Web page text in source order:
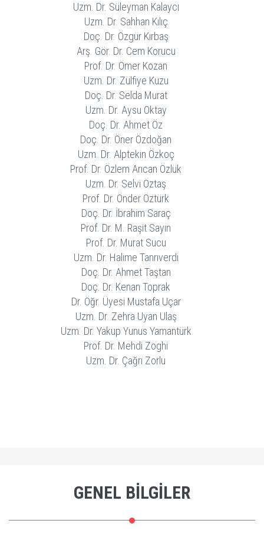
Uzm. Dr. Süleyman Kalaycı
Uzm. Dr. Sahhan Kılıç
Doç. Dr. Özgür Kırbaş
Arş. Gör. Dr. Cem Korucu
Prof. Dr. Ömer Kozan
Uzm. Dr. Zülfiye Kuzu
Doç. Dr. Selda Murat
Uzm. Dr. Aysu Oktay
Doç. Dr. Ahmet Öz
Doç. Dr. Öner Özdoğan
Uzm. Dr. Alptekin Özkoç
Prof. Dr. Özlem Arıcan Özlük
Uzm. Dr. Selvi Öztaş
Prof. Dr. Önder Öztürk
Doç. Dr. İbrahim Saraç
Prof. Dr. M. Raşit Sayın
Prof. Dr. Murat Sucu
Uzm. Dr. Halime Tanrıverdi
Doç. Dr. Ahmet Taştan
Doç. Dr. Kenan Toprak
Dr. Öğr. Üyesi Mustafa Uçar
Uzm. Dr. Zehra Uyan Ulaş
Uzm. Dr. Yakup Yunus Yamantürk
Prof. Dr. Mehdi Zoghi
Uzm. Dr. Çağrı Zorlu
GENEL BİLGİLER